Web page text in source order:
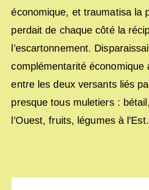
économique, et traumatisa la
perdait de chaque côté la
l’escartonnement.
complémentarité économique
entre les deux versants liés
presque tous muletiers :
l’Ouest, fruits, légumes à l’Est.